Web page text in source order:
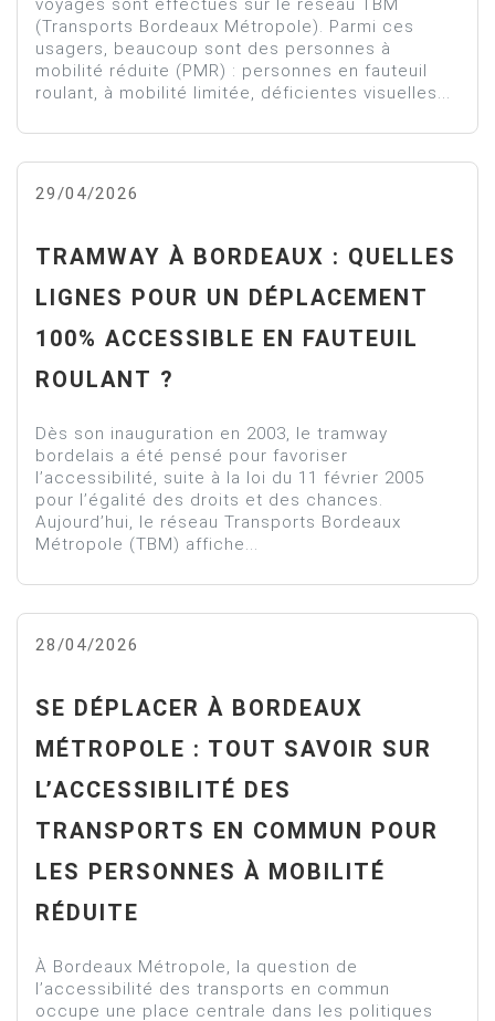
voyages sont effectués sur le réseau TBM
(Transports Bordeaux Métropole). Parmi ces
usagers, beaucoup sont des personnes à
mobilité réduite (PMR) : personnes en fauteuil
roulant, à mobilité limitée, déficientes visuelles...
29/04/2026
TRAMWAY À BORDEAUX : QUELLES
LIGNES POUR UN DÉPLACEMENT
100% ACCESSIBLE EN FAUTEUIL
ROULANT ?
Dès son inauguration en 2003, le tramway
bordelais a été pensé pour favoriser
l’accessibilité, suite à la loi du 11 février 2005
pour l’égalité des droits et des chances.
Aujourd’hui, le réseau Transports Bordeaux
Métropole (TBM) affiche...
28/04/2026
SE DÉPLACER À BORDEAUX
MÉTROPOLE : TOUT SAVOIR SUR
L’ACCESSIBILITÉ DES
TRANSPORTS EN COMMUN POUR
LES PERSONNES À MOBILITÉ
RÉDUITE
À Bordeaux Métropole, la question de
l’accessibilité des transports en commun
occupe une place centrale dans les politiques